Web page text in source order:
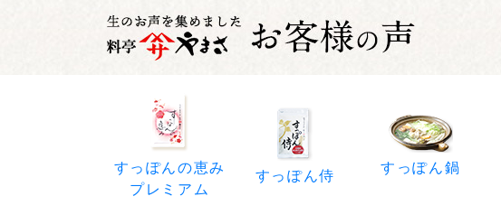
すっぽんの恵み
プレミアム
すっぽん侍 すっぽん鍋